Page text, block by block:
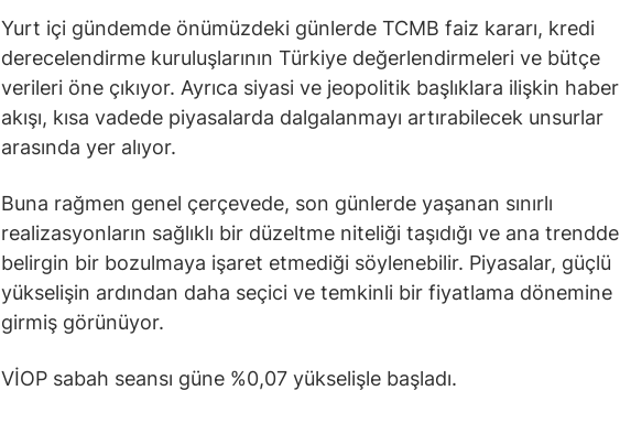
Yurt içi gündemde önümüzdeki günlerde TCMB faiz kararı, kredi
derecelendirme kuruluşlarının Türkiye değerlendirmeleri ve bütçe
verileri öne çıkıyor. Ayrıca siyasi ve jeopolitik başlıklara ilişkin haber
akışı, kısa vadede piyasalarda dalgalanmayı artırabilecek unsurlar
arasında yer alıyor.
Buna rağmen genel çerçevede, son günlerde yaşanan sınırlı
realizasyonların sağlıklı bir düzeltme niteliği taşıdığı ve ana trendde
belirgin bir bozulmaya işaret etmediği söylenebilir. Piyasalar, güçlü
yükselişin ardından daha seçici ve temkinli bir fiyatlama dönemine
girmiş görünüyor.
VİOP sabah seansı güne %0,07 yükselişle başladı.